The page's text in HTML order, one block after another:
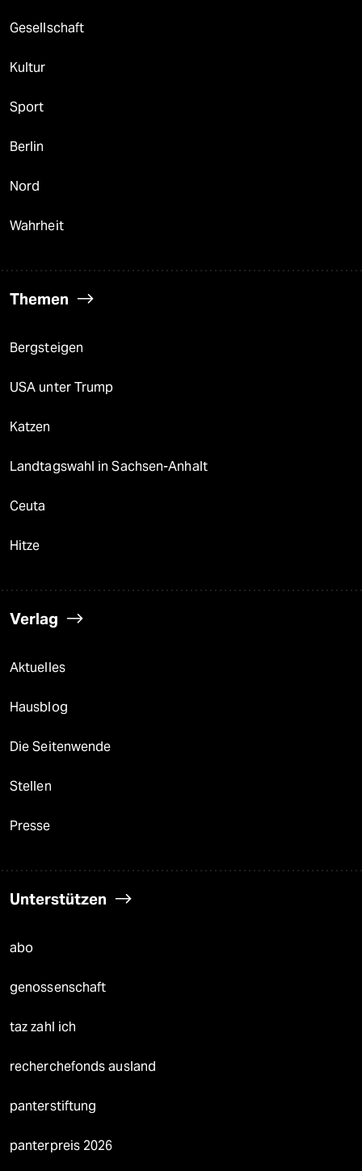
Gesellschaft
Kultur
Sport
Berlin
Nord
Wahrheit
Themen
Bergsteigen
USA unter Trump
Katzen
Landtagswahl in Sachsen-Anhalt
Ceuta
Hitze
Verlag
Aktuelles
Hausblog
Die Seitenwende
Stellen
Presse
Unterstützen
abo
genossenschaft
taz zahl ich
recherchefonds ausland
panterstiftung
panterpreis 2026